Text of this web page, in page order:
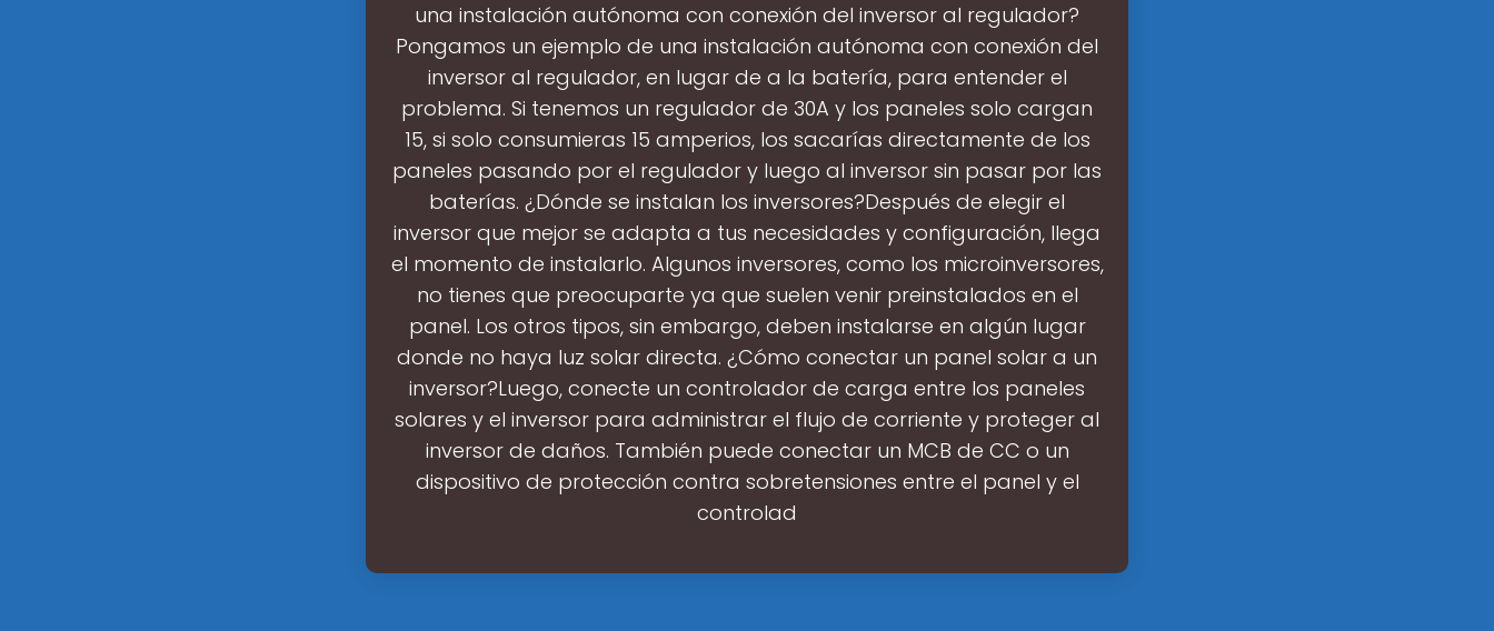
una instalación autónoma con conexión del inversor al regulador?
Pongamos un ejemplo de una instalación autónoma con conexión del
inversor al regulador, en lugar de a la batería, para entender el
problema. Si tenemos un regulador de 30A y los paneles solo cargan
15, si solo consumieras 15 amperios, los sacarías directamente de los
paneles pasando por el regulador y luego al inversor sin pasar por las
baterías. ¿Dónde se instalan los inversores?Después de elegir el
inversor que mejor se adapta a tus necesidades y configuración, llega
el momento de instalarlo. Algunos inversores, como los microinversores,
no tienes que preocuparte ya que suelen venir preinstalados en el
panel. Los otros tipos, sin embargo, deben instalarse en algún lugar
donde no haya luz solar directa. ¿Cómo conectar un panel solar a un
inversor?Luego, conecte un controlador de carga entre los paneles
solares y el inversor para administrar el flujo de corriente y proteger al
inversor de daños. También puede conectar un MCB de CC o un
dispositivo de protección contra sobretensiones entre el panel y el
controlad